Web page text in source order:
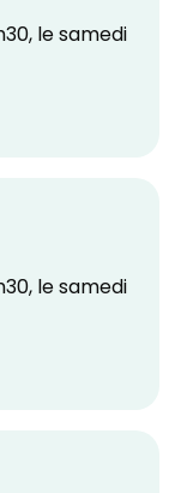
le samedi
le samedi